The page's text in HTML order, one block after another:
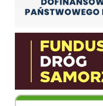
wfos